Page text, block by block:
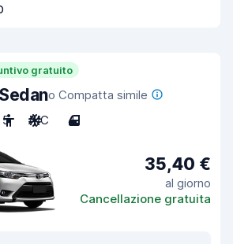
gratuito
o Compatta simile
5 A/C 4
35,40 €
al giorno
Cancellazione gratuita